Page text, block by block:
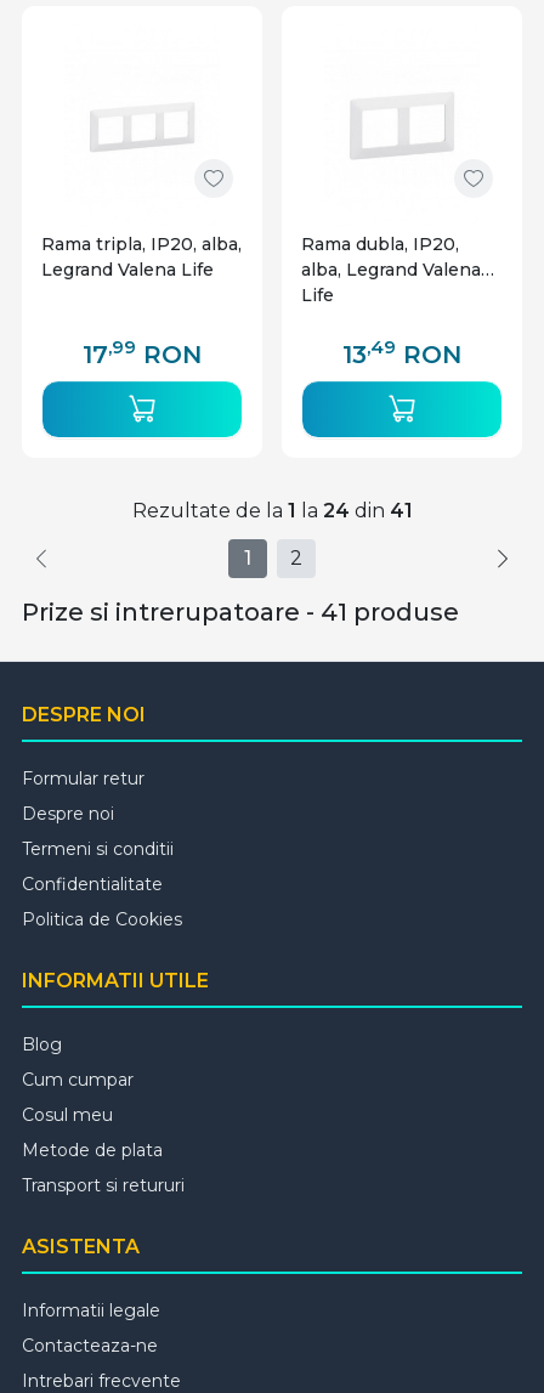
Rama tripla, IP20, alba,
Legrand Valena Life
17,99 RON
Rama dubla, IP20,
alba, Legrand Valena
Life
13,49 RON
Rezultate de la 1 la 24 din 41
1 2
Prize si intrerupatoare - 41 produse
DESPRE NOI
Formular retur
Despre noi
Termeni si conditii
Confidentialitate
Politica de Cookies
INFORMATII UTILE
Blog
Cum cumpar
Cosul meu
Metode de plata
Transport si retururi
ASISTENTA
Informatii legale
Contacteaza-ne
Intrebari frecvente